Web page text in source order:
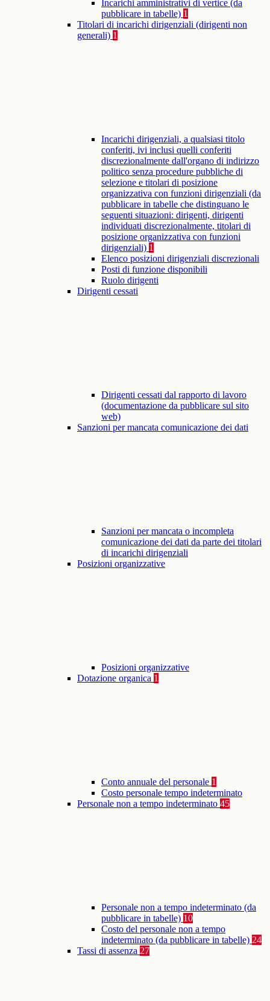
Incarichi amministrativi di vertice (da
pubblicare in tabelle) 1
Titolari di incarichi dirigenziali (dirigenti non
generali) 1
Incarichi dirigenziali, a qualsiasi titolo
conferiti, ivi inclusi quelli conferiti
discrezionalmente dall'organo di indirizzo
politico senza procedure pubbliche di
selezione e titolari di posizione
organizzativa con funzioni dirigenziali (da
pubblicare in tabelle che distinguano le
seguenti situazioni: dirigenti, dirigenti
individuati discrezionalmente, titolari di
posizione organizzativa con funzioni
dirigenziali) 1
Elenco posizioni dirigenziali discrezionali
Posti di funzione disponibili
Ruolo dirigenti
Dirigenti cessati
Dirigenti cessati dal rapporto di lavoro
(documentazione da pubblicare sul sito
web)
Sanzioni per mancata comunicazione dei dati
Sanzioni per mancata o incompleta
comunicazione dei dati da parte dei titolari
di incarichi dirigenziali
Posizioni organizzative
Posizioni organizzative
Dotazione organica 1
Conto annuale del personale 1
Costo personale tempo indeterminato
Personale non a tempo indeterminato 45
Personale non a tempo indeterminato (da
pubblicare in tabelle) 10
Costo del personale non a tempo
indeterminato (da pubblicare in tabelle) 24
Tassi di assenza 27